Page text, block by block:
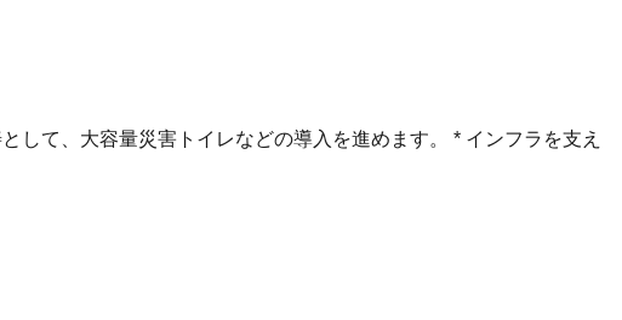
して、大容量災害トイレなどの導入を進めます。 * インフラを支え